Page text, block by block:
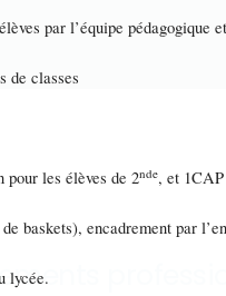
l’équipe pédagogique et
les élèves de 2nde, et 1CAP
par